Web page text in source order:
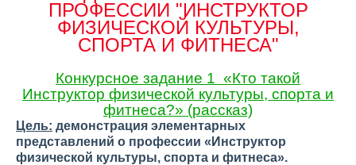
ПРОФЕССИИ "ИНСТРУКТОР
ФИЗИЧЕСКОЙ КУЛЬТУРЫ,
СПОРТА И ФИТНЕСА"
Конкурсное задание 1 «Кто такой
Инструктор физической культуры, спорта и
фитнеса?» (рассказ)
Цель: демонстрация элементарных
представлений о профессии «Инструктор
физической культуры, спорта и фитнеса».